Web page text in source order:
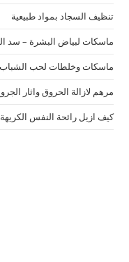
تنظيف السجاد بمواد طبيعية
ماسكات لبياض البشرة – سد
ماسكات وخلطات لحب الشباب
مرهم لازالة الحروق واثار
كيف ازيل رائحة النفس